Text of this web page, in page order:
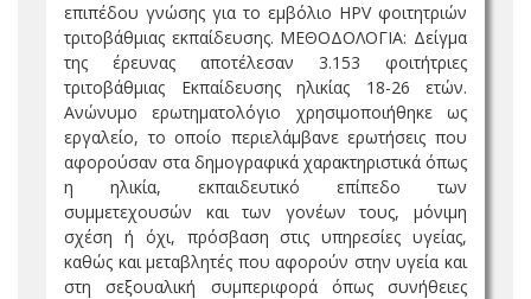
επιπέδου γνώσης για το εμβόλιο HPV φοιτητριών
τριτοβάθμιας εκπαίδευσης. ΜΕΘΟΔΟΛΟΓΙΑ: Δείγμα
της έρευνας αποτέλεσαν 3.153 φοιτήτριες
τριτοβάθμιας Εκπαίδευσης ηλικίας 18-26 ετών.
Ανώνυμο ερωτηματολόγιο χρησιμοποιήθηκε ως
εργαλείο, το οποίο περιελάμβανε ερωτήσεις που
αφορούσαν στα δημογραφικά χαρακτηριστικά όπως
η ηλικία, εκπαιδευτικό επίπεδο των
συμμετεχουσών και των γονέων τους, μόνιμη
σχέση ή όχι, πρόσβαση στις υπηρεσίες υγείας,
καθώς και μεταβλητές που αφορούν στην υγεία και
στη σεξουαλική συμπεριφορά όπως συνήθειες